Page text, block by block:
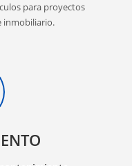
para proyectos
inmobiliario.